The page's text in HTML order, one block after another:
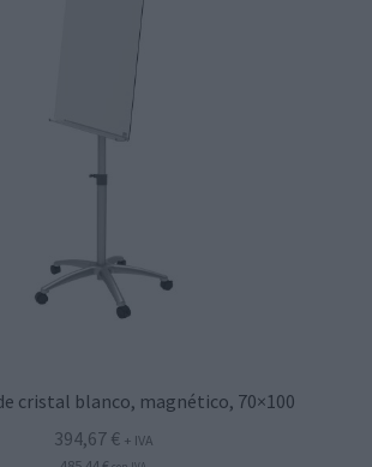
cristal blanco, magnético, 70×100
394,67 € + IVA